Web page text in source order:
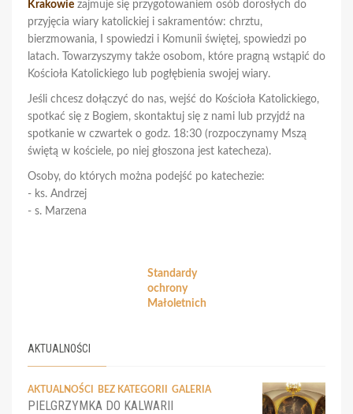
Krakowie zajmuje się przygotowaniem osób dorosłych do
przyjęcia wiary katolickiej i sakramentów: chrztu,
bierzmowania, I spowiedzi i Komunii świętej, spowiedzi po
latach. Towarzyszymy także osobom, które pragną wstąpić do
Kościoła Katolickiego lub pogłębienia swojej wiary.
Jeśli chcesz dołączyć do nas, wejść do Kościoła Katolickiego,
spotkać się z Bogiem, skontaktuj się z nami lub przyjdź na
spotkanie w czwartek o godz. 18:30 (rozpoczynamy Mszą
świętą w kościele, po niej głoszona jest katecheza).
Osoby, do których można podejść po katechezie:
- ks. Andrzej
- s. Marzena
Standardy
ochrony
Małoletnich
AKTUALNOŚCI
AKTUALNOŚCI BEZ KATEGORII GALERIA
PIELGRZYMKA DO KALWARII